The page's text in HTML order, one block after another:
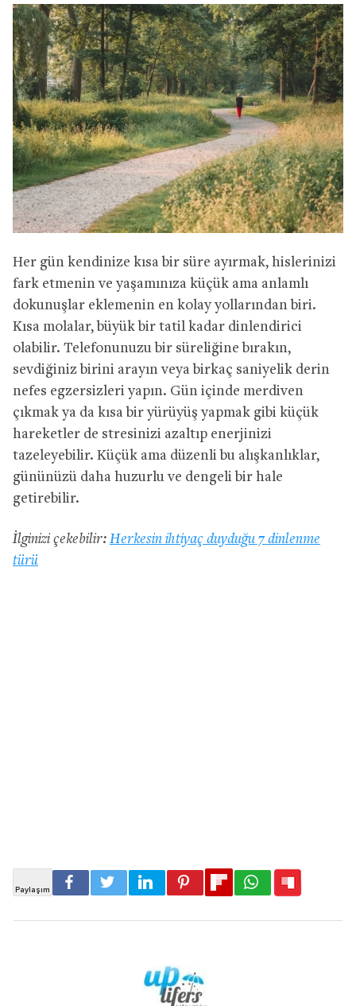
Her gün kendinize kısa bir süre ayırmak, hislerinizi
fark etmenin ve yaşamınıza küçük ama anlamlı
dokunuşlar eklemenin en kolay yollarından biri.
Kısa molalar, büyük bir tatil kadar dinlendirici
olabilir. Telefonunuzu bir süreliğine bırakın,
sevdiğiniz birini arayın veya birkaç saniyelik derin
nefes egzersizleri yapın. Gün içinde merdiven
çıkmak ya da kısa bir yürüyüş yapmak gibi küçük
hareketler de stresinizi azaltıp enerjinizi
tazeleyebilir. Küçük ama düzenli bu alışkanlıklar,
gününüzü daha huzurlu ve dengeli bir hale
getirebilir.
İlginizi çekebilir: Herkesin ihtiyaç duyduğu 7 dinlenme
türü